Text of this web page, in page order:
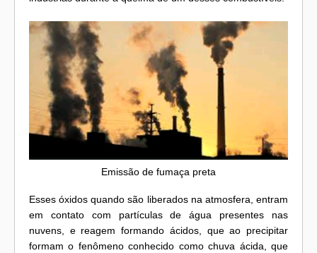
Emissão de fumaça preta
Esses óxidos quando são liberados na atmosfera, entram
em contato com partículas de água presentes nas
nuvens, e reagem formando ácidos, que ao precipitar
formam o fenômeno conhecido como chuva ácida, que